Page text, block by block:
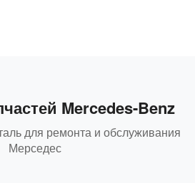
Mercedes-Benz
для ремонта и обслуживания
Мерседес